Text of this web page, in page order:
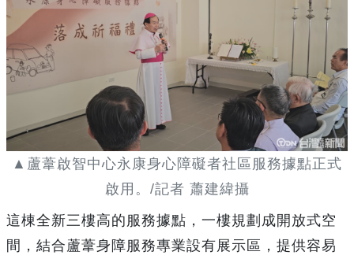
▲蘆葦啟智中心永康身心障礙者社區服務據點正式
啟用。/記者 蕭建緯攝
這棟全新三樓高的服務據點，一樓規劃成開放式空
間，結合蘆葦身障服務專業設有展示區，提供容易